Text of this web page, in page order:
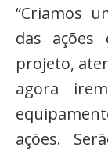
“Criamos
das ações
projeto,
agora
ações.